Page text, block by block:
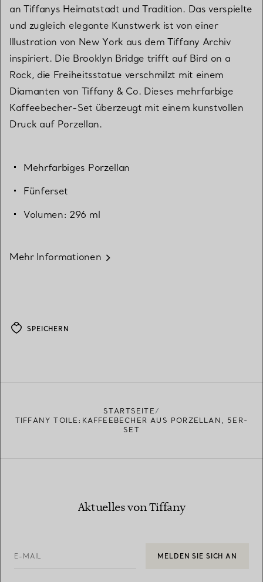
an Tiffanys Heimatstadt und Tradition. Das verspielte
und zugleich elegante Kunstwerk ist von einer
Illustration von New York aus dem Tiffany Archiv
inspiriert. Die Brooklyn Bridge trifft auf Bird on a
Rock, die Freiheitsstatue verschmilzt mit einem
Diamanten von Tiffany & Co. Dieses mehrfarbige
Kaffeebecher-Set überzeugt mit einem kunstvollen
Druck auf Porzellan.
Mehrfarbiges Porzellan
Fünferset
Volumen: 296 ml
Mehr Informationen
SPEICHERN
STARTSEITE
TIFFANY TOILE:KAFFEEBECHER AUS PORZELLAN, 5ER-
SET
Aktuelles von Tiffany
E-MAIL MELDEN SIE SICH AN